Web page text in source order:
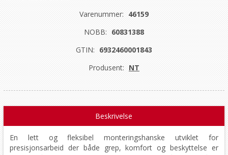
Varenummer: 46159
NOBB: 60831388
GTIN: 6932460001843
Produsent: NT
Beskrivelse
En lett og fleksibel monteringshanske utviklet for
presisjonsarbeid der både grep, komfort og beskyttelse er